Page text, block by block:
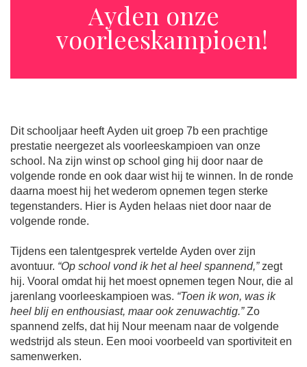
Ayden onze
voorleeskampioen!
Dit schooljaar heeft Ayden uit groep 7b een prachtige
prestatie neergezet als voorleeskampioen van onze
school. Na zijn winst op school ging hij door naar de
volgende ronde en ook daar wist hij te winnen. In de ronde
daarna moest hij het wederom opnemen tegen sterke
tegenstanders. Hier is Ayden helaas niet door naar de
volgende ronde.
Tijdens een talentgesprek vertelde Ayden over zijn
avontuur. “Op school vond ik het al heel spannend,”zegt
hij. Vooral omdat hij het moest opnemen tegen Nour, die al
jarenlang voorleeskampioen was. “Toen ik won, was ik
heel blij en enthousiast, maar ook zenuwachtig.”Zo
spannend zelfs, dat hij Nour meenam naar de volgende
wedstrijd als steun. Een mooi voorbeeld van sportiviteit en
samenwerken.